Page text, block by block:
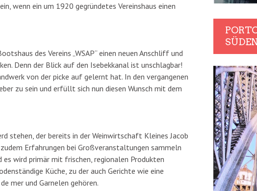
wenn ein um 1920 gegründetes Vereinshaus einen
des Vereins „WSAP“ einen neuen Anschliff und
Denn der Blick auf den Isebekkanal ist unschlagbar!
von der picke auf gelernt hat. In den vergangenen
zu sein und erfüllt sich nun diesen Wunsch mit dem
stehen, der bereits in der Weinwirtschaft Kleines Jacob
Erfahrungen bei Großveranstaltungen sammeln
wird primär mit frischen, regionalen Produkten
Küche, zu der auch Gerichte wie eine
mer und Garnelen gehören.